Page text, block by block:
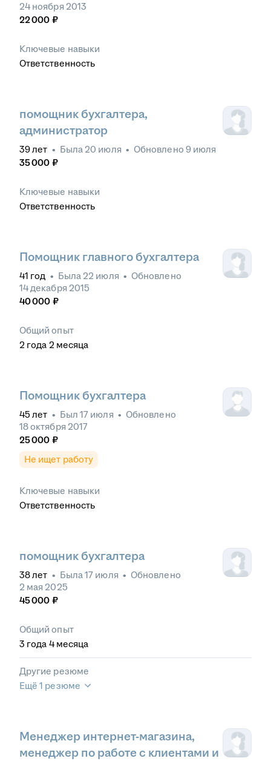
24 ноября 2013
22 000 ₽
Ключевые навыки
Ответственность
помощник бухгалтера,
администратор
39лет • Была 20 июля • Обновлено 9 июля
35 000 ₽
Ключевые навыки
Ответственность
Помощник главного бухгалтера
41 год • Была 22 июля • Обновлено
14 декабря 2015
40 000 ₽
Общий опыт
2 года 2 месяца
Помощник бухгалтера
45 лет • Был 17 июля • Обновлено
18 октября 2017
25 000 ₽
Не ищет работу
Ключевые навыки
Ответственность
помощник бухгалтера
38лет • Была17 июля • Обновлено
2 мая 2025
45 000 ₽
Общий опыт
3 года 4 месяца
Другие резюме
Ещё 1 резюме
Менеджер интернет-магазина,
менеджер по работе с клиентами и